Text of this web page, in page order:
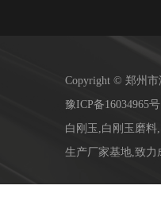
Copyright © 郑州
豫ICP备16034965号
白刚玉,白刚玉磨
生产厂家基地,致力